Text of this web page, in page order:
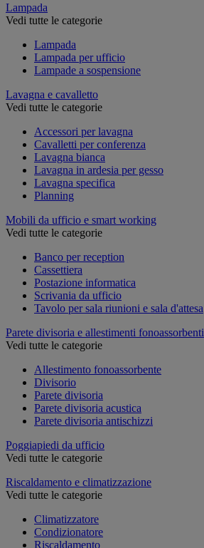
Lampada
Vedi tutte le categorie
Lampada
Lampada per ufficio
Lampade a sospensione
Lavagna e cavalletto
Vedi tutte le categorie
Accessori per lavagna
Cavalletti per conferenza
Lavagna bianca
Lavagna in ardesia per gesso
Lavagna specifica
Planning
Mobili da ufficio e smart working
Vedi tutte le categorie
Banco per reception
Cassettiera
Postazione informatica
Scrivania da ufficio
Tavolo per sala riunioni e sala d'attesa
Parete divisoria e allestimenti fonoassorbenti
Vedi tutte le categorie
Allestimento fonoassorbente
Divisorio
Parete divisoria
Parete divisoria acustica
Parete divisoria antischizzi
Poggiapiedi da ufficio
Vedi tutte le categorie
Riscaldamento e climatizzazione
Vedi tutte le categorie
Climatizzatore
Condizionatore
Riscaldamento